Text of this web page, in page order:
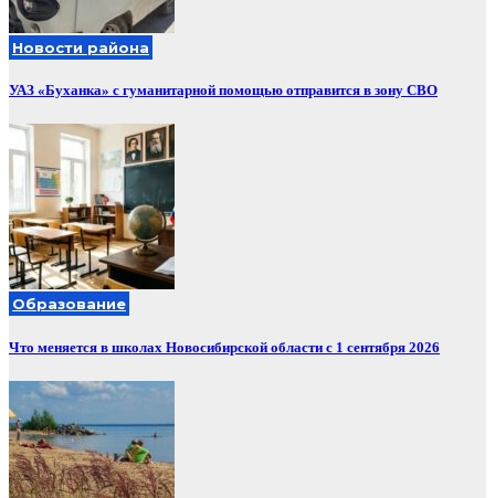
Новости района
УАЗ «Буханка» с гуманитарной помощью отправится в зону СВО
Образование
Что меняется в школах Новосибирской области с 1 сентября 2026